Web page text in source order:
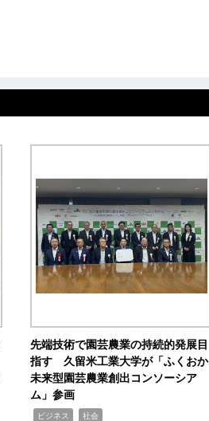
先端技術で園芸農業の持続的発展目
指す 久留米工業大学が「ふくおか
未来型園芸農業創出コンソーシア
ム」参画
ビジネス 社会